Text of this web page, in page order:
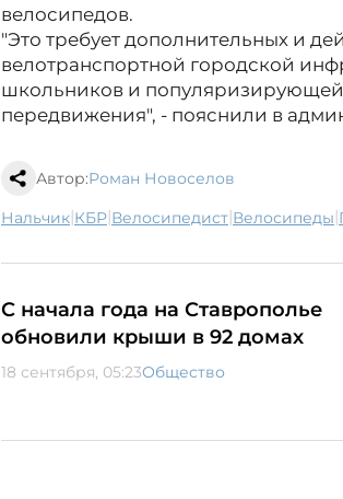
велосипедов.
"Это требует дополнительных и
велотранспортной городской
школьников и популяризирующей
передвижения", - пояснили в
Автор:Роман Новоселов
Нальчик| КБР| велосипедист| велосипеды|
С начала года на Ставрополье
обновили крыши в 92 домах
18 сентября, 05:23Общество